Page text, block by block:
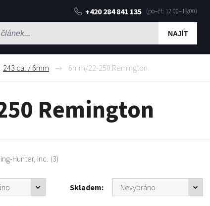
+420 284 841 135
NAJÍT
243 cal / 6mm 6mm/22-250 Remington
Remington
Hunter, Inc. (3)
Skladem